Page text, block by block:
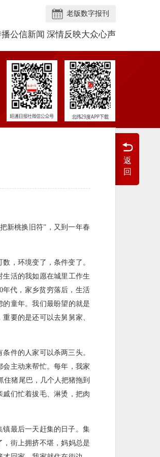
老版数字报刊
公信新闻 深情反映大众心声
返
回
新桃换旧符”，又到一年春
，环境变了，条件变了。
活的我如愿在城里工作生
年代，家乡贫穷落后，生活
童年。我们最盼望的就是
要的是还可以去舅舅家、
件的人家可以杀两三头。
主动来帮忙。每年，我家
住猪尾巴，几个人把猪拖到
们忙着拔毛、淋烫，把肉
最后一天赶集的日子。集
街上拥挤不堪，妈妈总是